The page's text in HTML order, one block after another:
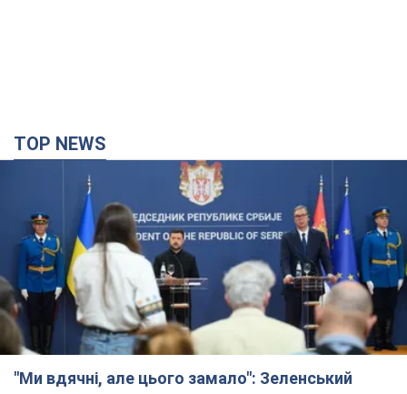
TOP NEWS
"Ми вдячні, але цього замало": Зеленський